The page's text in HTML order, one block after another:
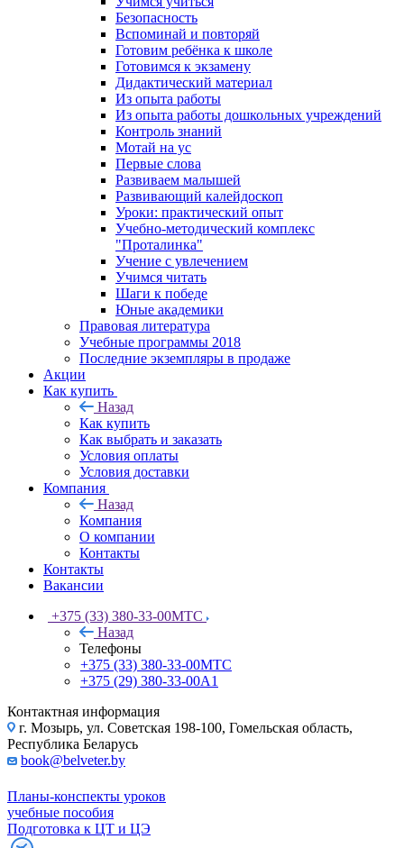
Безопасность
Вспоминай и повторяй
Готовим ребёнка к школе
Готовимся к экзамену
Дидактический материал
Из опыта работы
Из опыта работы дошкольных учреждений
Контроль знаний
Мотай на ус
Первые слова
Развиваем малышей
Развивающий калейдоскоп
Уроки: практический опыт
Учебно-методический комплекс
"Проталинка"
Учение с увлечением
Учимся читать
Шаги к победе
Юные академики
Правовая литература
Учебные программы 2018
Последние экземпляры в продаже
Акции
Как купить
Назад
Как купить
Как выбрать и заказать
Условия оплаты
Условия доставки
Компания
Назад
Компания
О компании
Контакты
Контакты
Вакансии
+375 (33) 380-33-00МТС
Назад
Телефоны
+375 (33) 380-33-00МТС
+375 (29) 380-33-00А1
Контактная информация
г. Мозырь, ул. Советская 198-100, Гомельская область,
Республика Беларусь
book@belveter.by
Планы-конспекты уроков
учебные пособия
Подготовка к ЦТ и ЦЭ